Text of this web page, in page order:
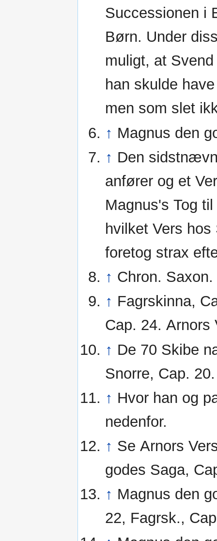
Successionen i
Børn. Under
muligt, at
han skulde
men som slet
↑ Magnus den
↑ Den
anfører og et
Magnus's Tog
hvilket Vers
foretog strax
↑ Chron. Saxon.
↑ Fagrskinna,
Cap. 24. Arnors
↑ De 70 Skibe
Snorre, Cap. 20.
↑ Hvor han og
nedenfor.
↑ Se Arnors
godes Saga,
↑ Magnus den
22, Fagrsk.,